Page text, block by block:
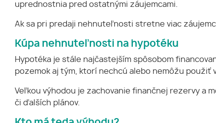
uprednostnia pred ostatnými záujemcami.
Ak sa pri predaji nehnuteľnosti stretne viac
Kúpa nehnuteľnosti na hypotéku
Hypotéka je stále najčastejším spôsobom
pozemok aj tým, ktorí nechcú alebo nemôžu použiť
Veľkou výhodou je zachovanie finančnej rezervy a
či ďalších plánov.